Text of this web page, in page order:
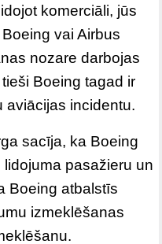
komerciāli, jūs
vai Airbus
nozare darbojas
Boeing tagad ir
aviācijas incidentu.
sacīja, ka Boeing
pasažieru un
Boeing atbalstīs
izmeklēšanas